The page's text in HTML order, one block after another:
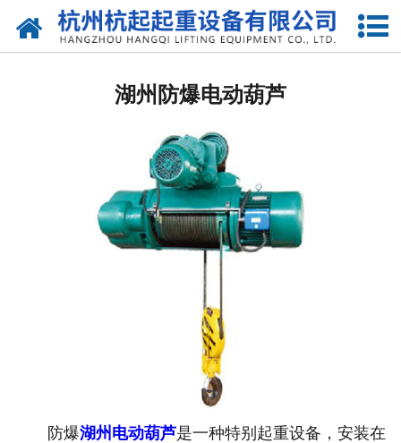
网站首页
湖州电动葫芦
湖州悬臂吊
湖州液压升降货梯
湖州起重机配件
湖州提梁机
湖州架桥机
湖州垃圾抓斗起重机
湖州防爆电动葫芦
防爆湖州电动葫芦是一种特别起重设备，安装在